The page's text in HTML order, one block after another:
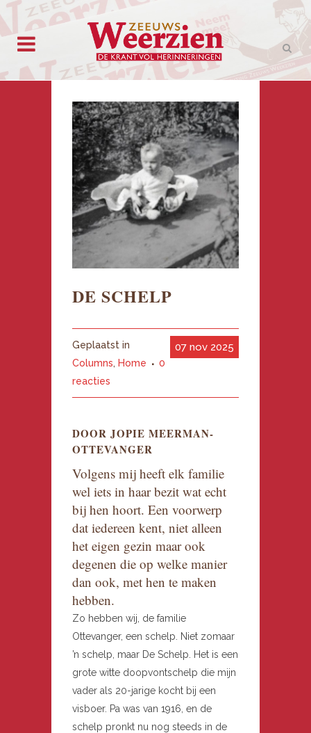
DE SCHELP
07 nov 2025
Geplaatst in
Columns, Home
0
reacties
DOOR JOPIE MEERMAN-
OTTEVANGER
Volgens mij heeft elk familie
wel iets in haar bezit wat echt
bij hen hoort. Een voorwerp
dat iedereen kent, niet alleen
het eigen gezin maar ook
degenen die op welke manier
dan ook, met hen te maken
hebben.
Zo hebben wij, de familie
Ottevanger, een schelp. Niet zomaar
’n schelp, maar De Schelp. Het is een
grote witte doopvontschelp die mijn
vader als 20-jarige kocht bij een
visboer. Pa was van 1916, en de
schelp pronkt nu nog steeds in de